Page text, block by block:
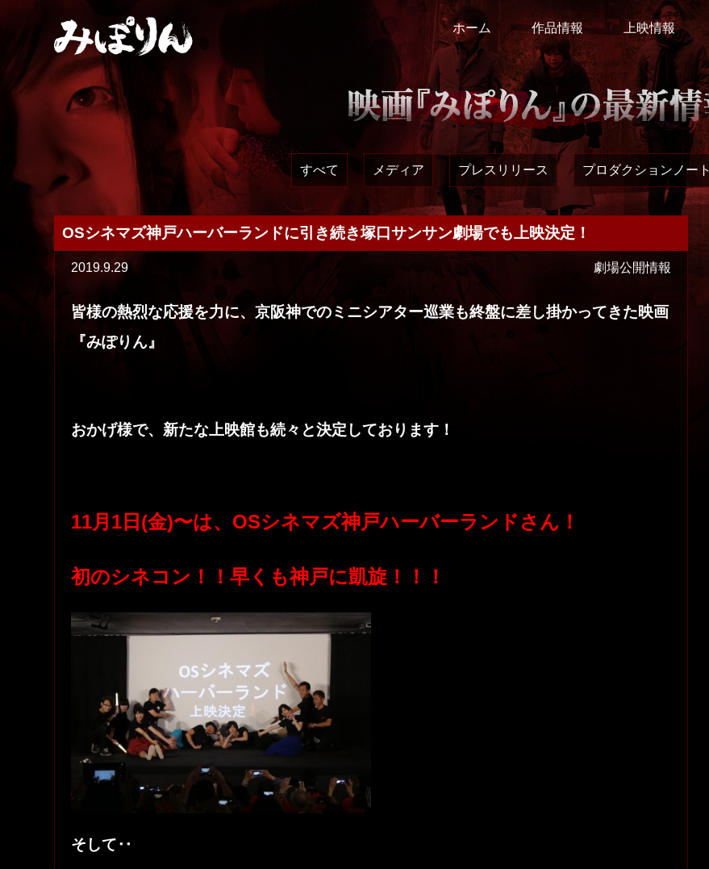
ホーム 作品情報 上映情報
すべて メディア プレスリリース プロダクションノート
OSシネマズ神戸ハーバーランドに引き続き塚口サンサン劇場でも上映決定！
2019.9.29 劇場公開情報
皆様の熱烈な応援を力に、京阪神でのミニシアター巡業も終盤に差し掛かってきた映画
『みぽりん』
おかげ様で、新たな上映館も続々と決定しております！
11月1日(金)〜は、OSシネマズ神戸ハーバーランドさん！
初のシネコン！！早くも神戸に凱旋！！！
そして‥